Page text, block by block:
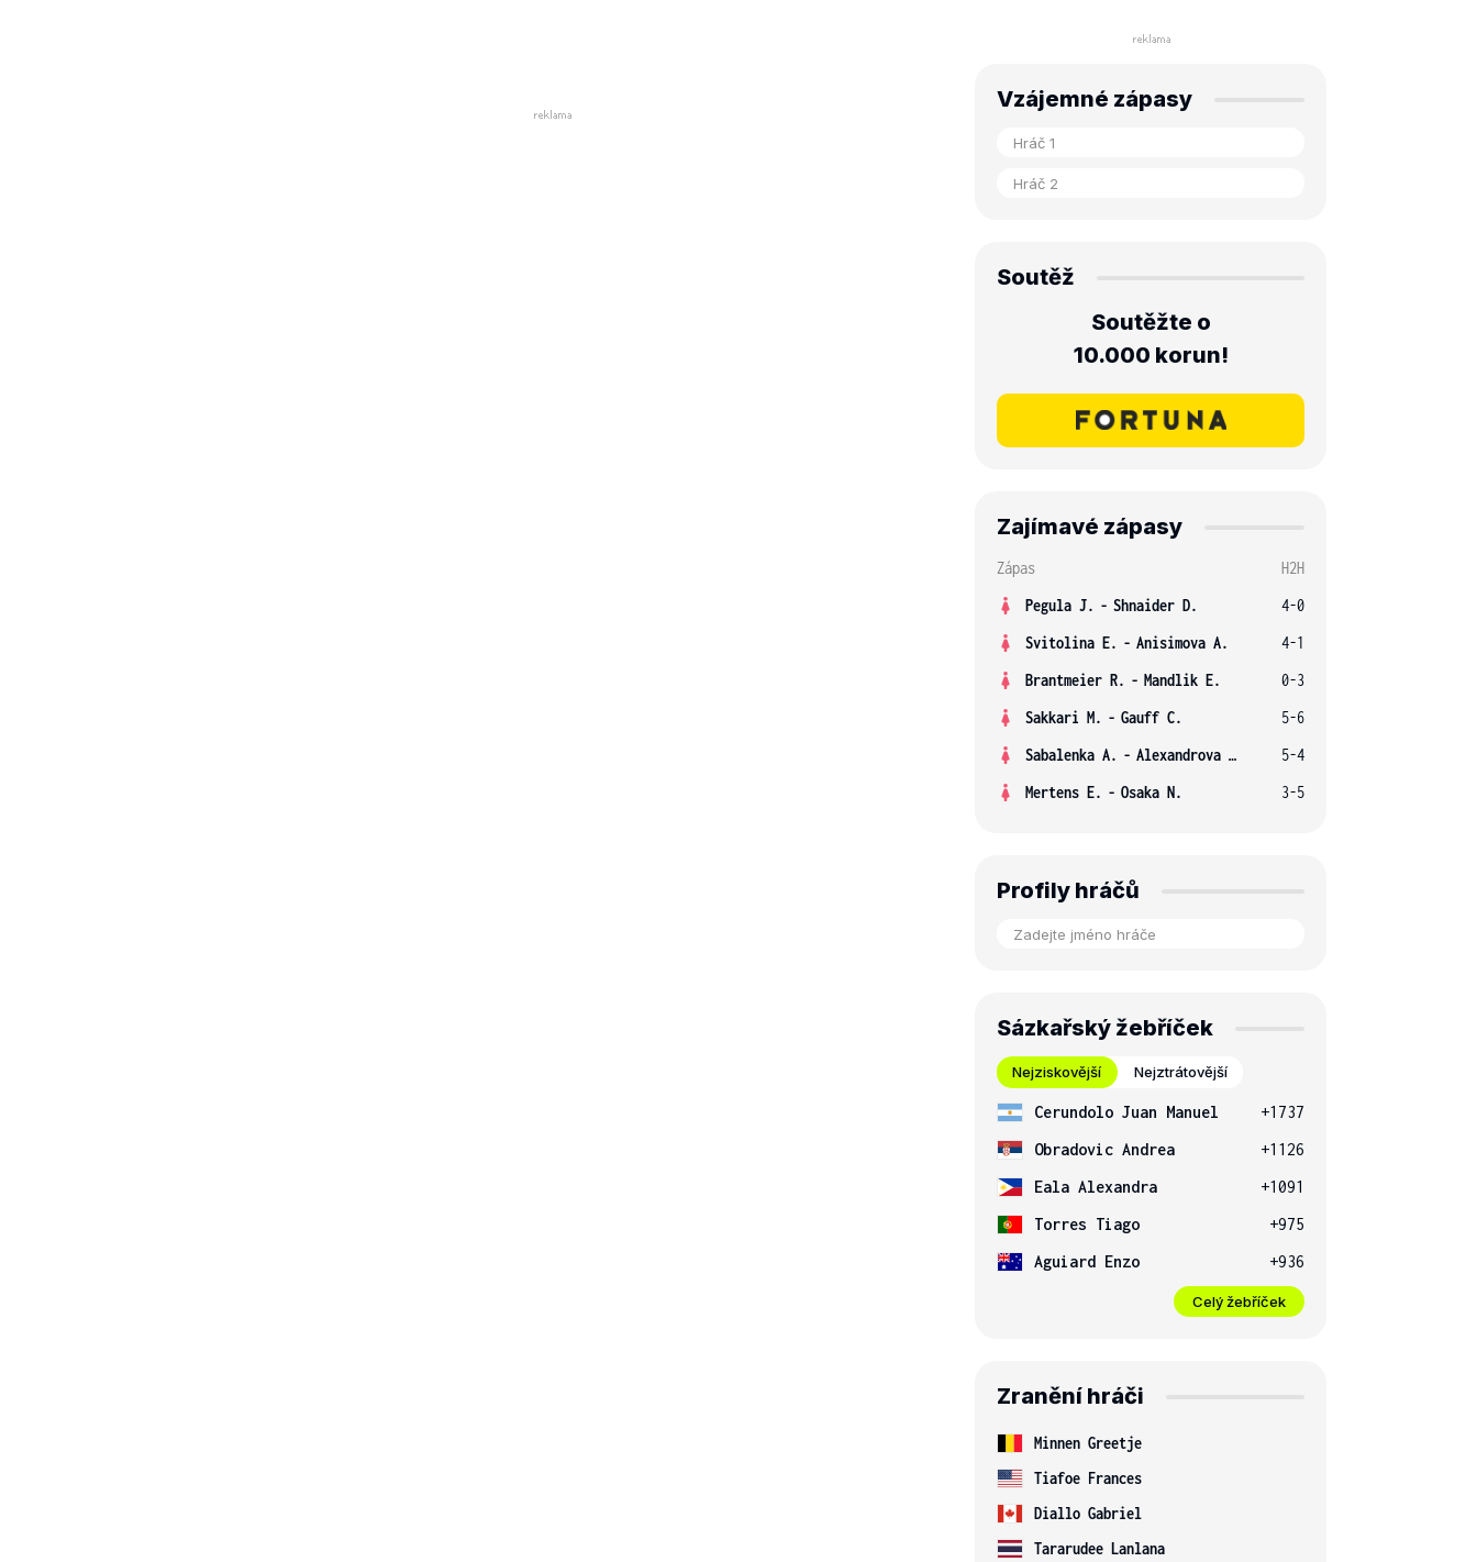
Vzájemné zápasy
Soutěž
Soutěžte o
10.000 korun!
Zajímavé zápasy
Zápas
H2H
Pegula J. - Shnaider D.
4-0
Svitolina E. - Anisimova A.
4-1
Brantmeier R. - Mandlik E.
0-3
Sakkari M. - Gauff C.
5-6
Sabalenka A. - Alexandrova E.
5-4
Mertens E. - Osaka N. 3-5
Profily hráčů
Sázkařský žebříček
Nejziskovější Nejztrátovější
Cerundolo Juan Manuel
+1737
Obradovic Andrea
+1126
Eala Alexandra
+1091
Torres Tiago
+975
Aguiard Enzo
+936
Celý žebříček
Zranění hráči
Minnen Greetje
Tiafoe Frances
Diallo Gabriel
Tararudee Lanlana